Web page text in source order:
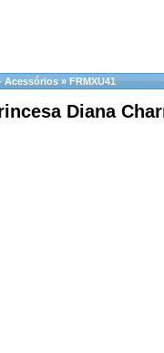
Acessórios » FRMXU41
Diana